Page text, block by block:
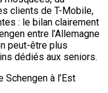
clients de T-Mobile,
: le bilan clairement
entre l’Allemagne
peut-être plus
dédiés aux seniors.
Schengen à l’Est